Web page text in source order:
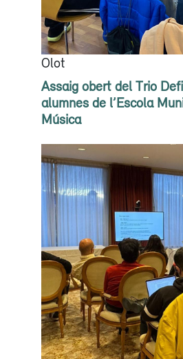
Olot
Assaig obert del Trio
alumnes de l’Escola
Música